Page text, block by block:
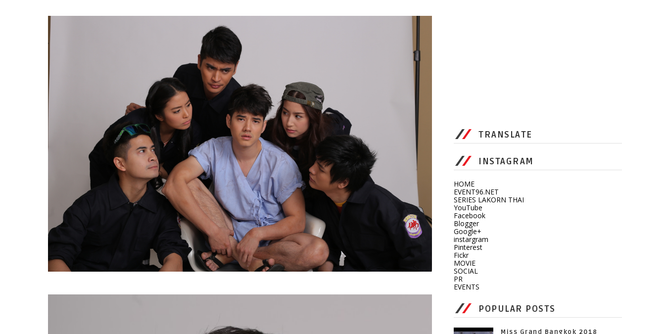
TRANSLATE
INSTAGRAM
HOME
EVENT96.NET
SERIES LAKORN THAI
YouTube
Facebook
Blogger
Google+
instargram
Pinterest
Fickr
MOVIE
SOCIAL
PR
EVENTS
POPULAR POSTS
Miss Grand Bangkok 2018